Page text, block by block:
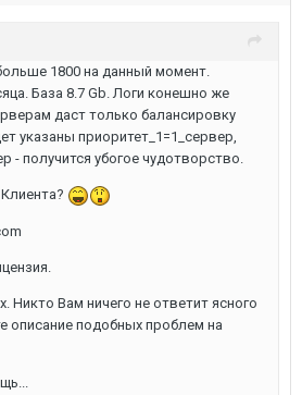
1800 на данный момент.
База 8.7 Gb. Логи конешно же
даст только балансировку
указаны приоритет_1=1_сервер,
- получится убогое чудотворство.
Никто Вам ничего не ответит ясного
описание подобных проблем на